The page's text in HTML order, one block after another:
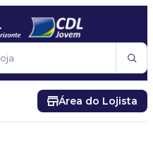
Área do Lojista